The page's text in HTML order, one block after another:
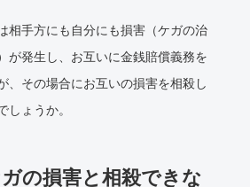
相手方にも自分にも損害（ケガの治
が発生し、お互いに金銭賠償義務を
、その場合にお互いの損害を相殺し
しょうか。
の損害と相殺できな